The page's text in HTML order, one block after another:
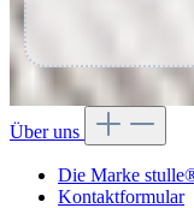
Über uns
Die Marke
Kontaktformular